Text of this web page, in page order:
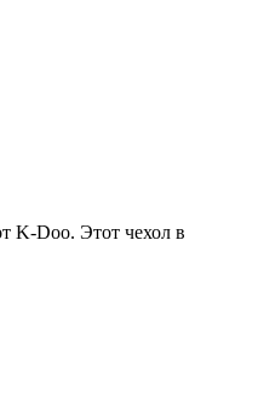
K-Doo. Этот чехол в